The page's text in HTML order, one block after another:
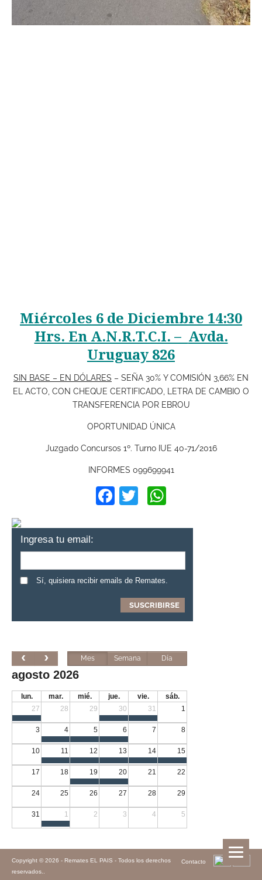
Miércoles 6 de Diciembre 14:30
Hrs. En A.N.R.T.C.I. – Avda.
Uruguay 826
SIN BASE – EN DÓLARES – SEÑA 30% Y COMISIÓN 3,66% EN
EL ACTO, CON CHEQUE CERTIFICADO, LETRA DE CAMBIO O
TRANSFERENCIA POR EBROU
OPORTUNIDAD ÚNICA
Juzgado Concursos 1º. Turno IUE 40-71/2016
INFORMES 099699941
Facebook
Twitter
Ingresa tu email:
Sí, quisiera recibir emails de Remates.
Mes Semana Día
agosto 2026
lun. mar. mié. jue. vie.
sáb.
27
28 29 30 31 1
3 4 5 6 7 8
10 11 12 13 14 15
17 18 19 20 21 22
24 25 26 27 28 29
31 1 2 3 4 5
Contacto
Copyright © 2026 - Remates EL PAIS - Todos los derechos
reservados.